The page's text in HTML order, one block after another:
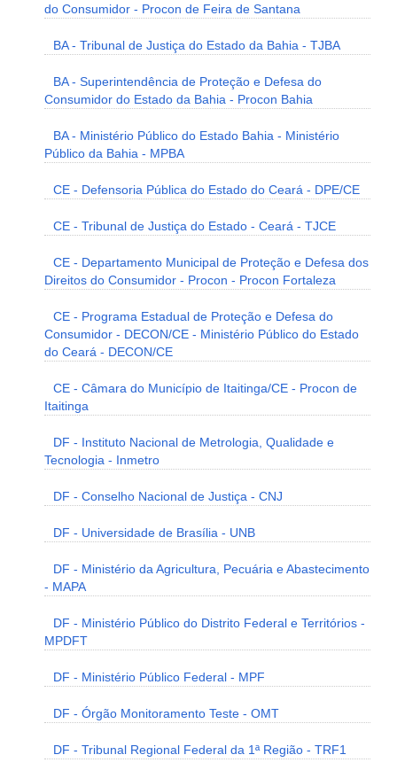
do Consumidor - Procon de Feira de Santana
BA - Tribunal de Justiça do Estado da Bahia - TJBA
BA - Superintendência de Proteção e Defesa do
Consumidor do Estado da Bahia - Procon Bahia
BA - Ministério Público do Estado Bahia - Ministério
Público da Bahia - MPBA
CE - Defensoria Pública do Estado do Ceará - DPE/CE
CE - Tribunal de Justiça do Estado - Ceará - TJCE
CE - Departamento Municipal de Proteção e Defesa dos
Direitos do Consumidor - Procon - Procon Fortaleza
CE - Programa Estadual de Proteção e Defesa do
Consumidor - DECON/CE - Ministério Público do Estado
do Ceará - DECON/CE
CE - Câmara do Município de Itaitinga/CE - Procon de
Itaitinga
DF - Instituto Nacional de Metrologia, Qualidade e
Tecnologia - Inmetro
DF - Conselho Nacional de Justiça - CNJ
DF - Universidade de Brasília - UNB
DF - Ministério da Agricultura, Pecuária e Abastecimento
- MAPA
DF - Ministério Público do Distrito Federal e Territórios -
MPDFT
DF - Ministério Público Federal - MPF
DF - Órgão Monitoramento Teste - OMT
DF - Tribunal Regional Federal da 1ª Região - TRF1